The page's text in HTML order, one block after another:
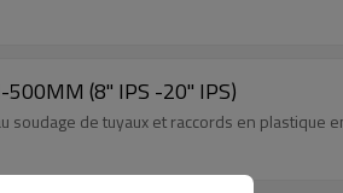
(8" IPS -20'' IPS)
soudage de tuyaux et raccords en plastique